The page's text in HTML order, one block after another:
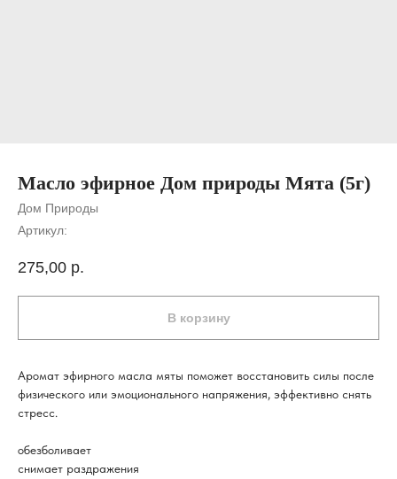
Масло эфирное Дом природы Мята (5г)
Дом Природы
Артикул:
275,00 р.
В корзину
Аромат эфирного масла мяты поможет восстановить силы после
физического или эмоционального напряжения, эффективно снять
стресс.
обезболивает
снимает раздражения